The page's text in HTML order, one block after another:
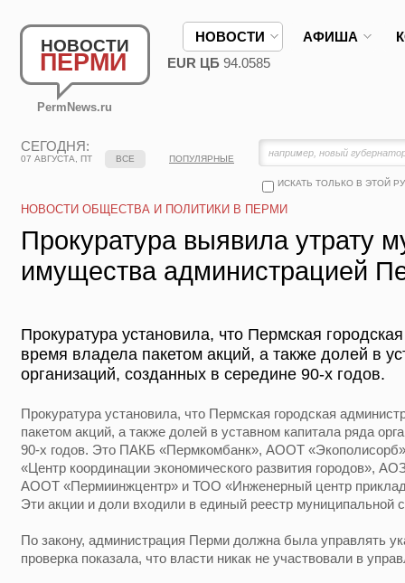
НОВОСТИ
ПЕРМИ
PermNews.ru
НОВОСТИ АФИША
EUR ЦБ 94.0585
СЕГОДНЯ:
07 АВГУСТА, ПТ
ИСКАТЬ ТОЛЬКО В ЭТОЙ
ВСЕ ПОПУЛЯРНЫЕ
НОВОСТИ ОБЩЕСТВА И ПОЛИТИКИ В ПЕРМИ
Прокуратура выявила утрату
имущества администрацией
Прокуратура установила, что Пермская
время владела пакетом акций, а также долей в
организаций, созданных в середине 90-х годов.
Прокуратура установила, что Пермская городская
пакетом акций, а также долей в уставном капитала ряда
90-х годов. Это ПАКБ «Пермкомбанк», АООТ
«Центр координации экономического развития городов»,
АООТ «Пермиинжцентр» и ТОО «Инженерный центр
Эти акции и доли входили в единый реестр муниципальной
По закону, администрация Перми должна была управлять
проверка показала, что власти никак не участвовали в